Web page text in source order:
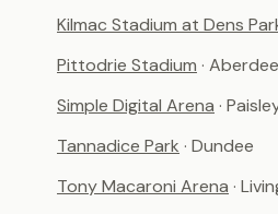
Kilmac Stadium at Dens
Pittodrie Stadium ·
Simple Digital Arena ·
Tannadice Park · Dundee
Tony Macaroni Arena ·